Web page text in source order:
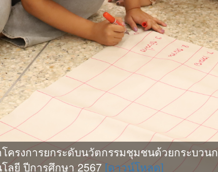
รงการยกระดับนวัตกรรมชุมชนด้วยกระบวน
ลยี ปีการศึกษา 2567 [ดาวน์โหลด]